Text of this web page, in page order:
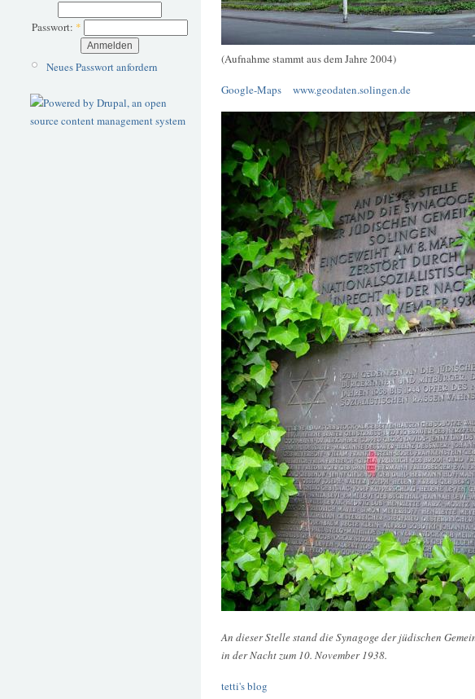
Passwort: *
Neues Passwort anfordern
(Aufnahme stammt aus dem Jahre 2004)
Google-Maps www.geodaten.solingen.de
An dieser Stelle stand die Synagoge der jüdischen
in der Nacht zum 10. November 1938.
tetti's blog